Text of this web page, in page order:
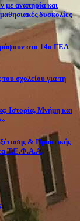
με αναπηρία και
δυσκολίες
στο 14ο ΓΕΛ
σχολείου για τη
Ιστορία, Μνήμη και
& Πρακτικής
Τ.Ε.Φ.Α.Α.,